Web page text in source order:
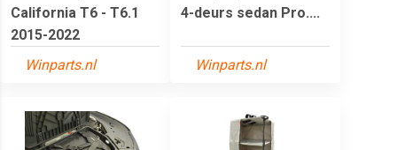
California T6 - T6.1
2015-2022
Winparts.nl
4-deurs sedan Pro....
Winparts.nl